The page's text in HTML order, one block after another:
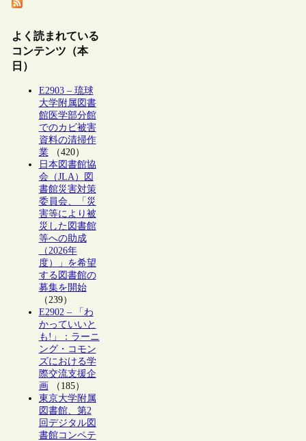
よく読まれている
コンテンツ（本
日）
E2903 – 琉球
大学附属図書
館医学部分館
でのカビ被害
資料の清掃作
業（420）
日本図書館協
会（JLA）図
書館災害対策
委員会、「災
害等により被
災した図書館
等への助成
（2026年
度）」を希望
する図書館の
募集を開始
（239）
E2902 – 「わ
かっていいと
も!」：ラーニ
ング・コモン
ズにおける学
際交流支援企
画 （185）
東京大学附属
図書館、第2
回デジタル図
書館コンペテ